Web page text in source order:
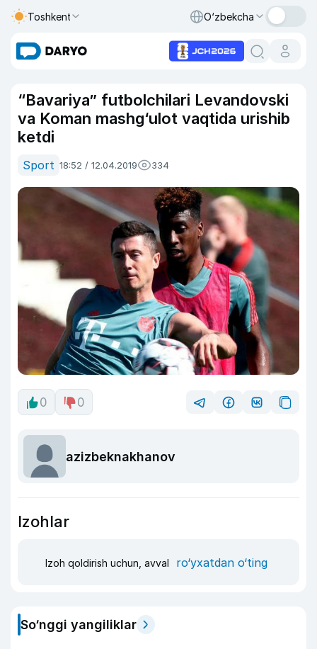
Toshkent O‘zbekcha
“Bavariya” futbolchilari Levandovski
va Koman mashg‘ulot vaqtida urishib
ketdi
Sport 18:52 / 12.04.2019 334
0 0
azizbeknakhanov
Izohlar
Izoh qoldirish uchun, avval ro‘yxatdan o‘ting
So‘nggi yangiliklar